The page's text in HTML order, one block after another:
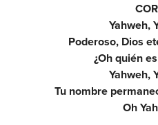
Yahweh,
Poderoso, Dios
¿Oh quién
Yahweh,
Tu nombre
Oh